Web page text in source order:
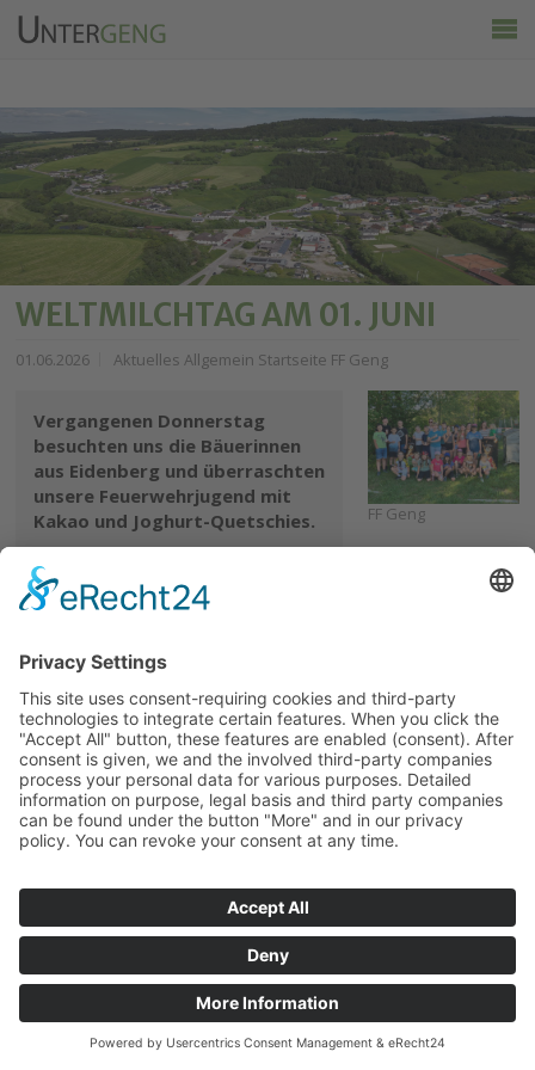
Ortsinfo
Kalender
Wirtschaft & Tourismus
WELTMILCHTAG AM 01. JUNI
01.06.2026 Aktuelles Allgemein Startseite FF Geng
Vergangenen Donnerstag
besuchten uns die Bäuerinnen
aus Eidenberg und überraschten
unsere Feuerwehrjugend mit
Kakao und Joghurt-Quetschies.
FF Geng
FF Geng
Die leckere Stärkung versüßte uns die Übung
Ein herzliches Dankeschön an die
Bäuerinnen aus Eidenberg für diese nette
Aufmerksamkeit und die Unterstützung
anlässlich des Weltmilchtages!
Text: HBM d. F. Dumfart Jonas
Fotos: FF Geng
Zurück
© Untergeng
Sitemap
chiliSCHARF